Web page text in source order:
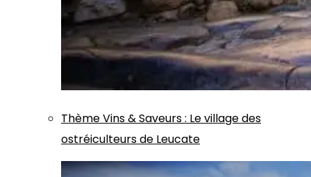
ThèmeVins & Saveurs: Le village des
ostréiculteurs de Leucate